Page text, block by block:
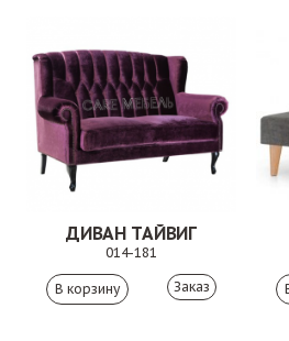
ДИВАН ТАЙВИГ
014-181
Заказ